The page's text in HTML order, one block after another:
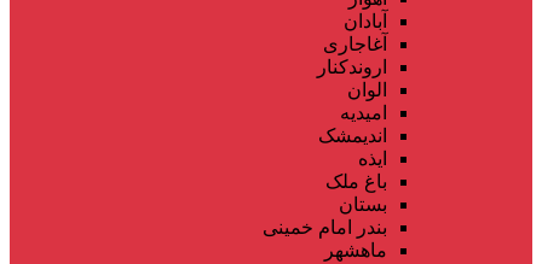
آبادان
آغاجاری
اروندکنار
الوان
امیدیه
اندیمشک
ایذه
باغ ملک
بستان
بندر امام خمینی
ماهشهر